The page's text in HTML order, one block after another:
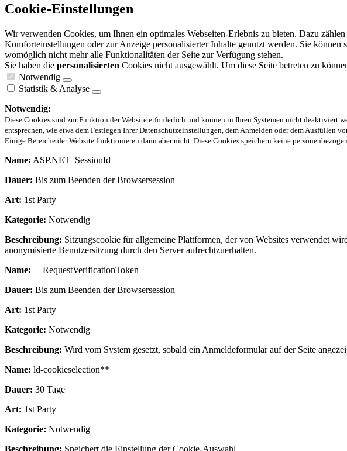
Cookie-Einstellungen
Wir verwenden Cookies, um Ihnen ein optimales Webseiten-Erlebnis zu bieten. Dazu
Komforteinstellungen oder zur Anzeige personalisierter Inhalte genutzt werden. Sie
womöglich nicht mehr alle Funktionalitäten der Seite zur Verfügung stehen.
Sie haben die personalisierten Cookies nicht ausgewählt. Um diese Seite betreten zu
Notwendig
Statistik & Analyse
Notwendig:
Diese Cookies sind zur Funktion der Website erforderlich und können in Ihren Systemen nicht deaktiviert
entsprechen, wie etwa dem Festlegen Ihrer Datenschutzeinstellungen, dem Anmelden oder dem Ausfüllen
Einige Bereiche der Website funktionieren dann aber nicht. Diese Cookies speichern keine
Name: ASP.NET_SessionId
Dauer: Bis zum Beenden der Browsersession
Art: 1st Party
Kategorie: Notwendig
Beschreibung: Sitzungscookie für allgemeine Plattformen, der von Websites verwendet
anonymisierte Benutzersitzung durch den Server aufrechtzuerhalten.
Name: __RequestVerificationToken
Dauer: Bis zum Beenden der Browsersession
Art: 1st Party
Kategorie: Notwendig
Beschreibung: Wird vom System gesetzt, sobald ein Anmeldeformular auf der Seite
Name: ld-cookieselection**
Dauer: 30 Tage
Art: 1st Party
Kategorie: Notwendig
Beschreibung: Speichert die Einstellung der Cookie-Auswahl